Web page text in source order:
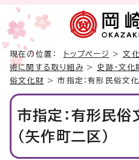
現在の位置： トップページ >文
術に関する取り組み> 史跡・文化
俗文化財 > 市指定：有形民俗文
市指定：有形民
（矢作町二区）